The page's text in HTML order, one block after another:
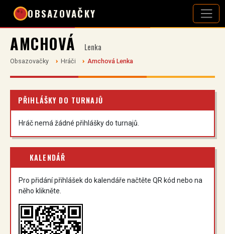
OBSAZOVAČKY
AMCHOVÁ Lenka
Obsazovačky Hráči Amchová Lenka
PŘIHLÁŠKY DO TURNAJŮ
Hráč nemá žádné přihlášky do turnajů.
KALENDÁŘ
Pro přidání přihlášek do kalendáře načtěte QR kód nebo na
něho klikněte.